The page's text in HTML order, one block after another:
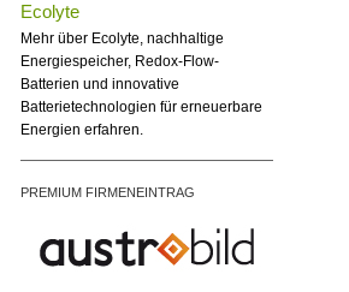
Ecolyte
Mehr über Ecolyte, nachhaltige
Energiespeicher, Redox-Flow-
Batterien und innovative
Batterietechnologien für erneuerbare
Energien erfahren.
PREMIUM FIRMENEINTRAG